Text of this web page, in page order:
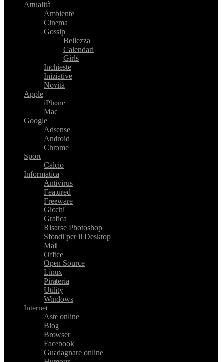
Attualità
Ambiente
Cinema
Gossip
Bellezza
Calendari
Girls
Inchieste
Iniziative
Novità
Apple
iPhone
Mac
Google
Adsense
Android
Chrome
Sport
Calcio
Informatica
Antivirus
Featured
Freeware
Giochi
Grafica
Risorse Photoshop
Sfondi per il Desktop
Mail
Office
Open Source
Linux
Pirateria
Utility
Windows
Internet
Aste online
Blog
Browser
Facebook
Guadagnare online